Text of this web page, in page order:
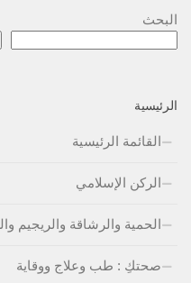
البحث
الرئيسية
القائمة الرئيسية
الركن الإسلامي
الحمية والرشاقة والريجيم
صحتكِ : طب وعلاج ووقاية